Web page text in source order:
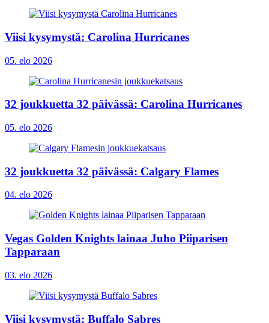
Viisi kysymystä: Carolina Hurricanes
05. elo 2026
32 joukkuetta 32 päivässä: Carolina Hurricanes
05. elo 2026
32 joukkuetta 32 päivässä: Calgary Flames
04. elo 2026
Vegas Golden Knights lainaa Juho Piiparisen
Tapparaan
03. elo 2026
Viisi kysymystä: Buffalo Sabres